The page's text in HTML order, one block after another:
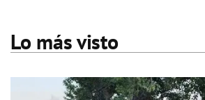
Lo más visto